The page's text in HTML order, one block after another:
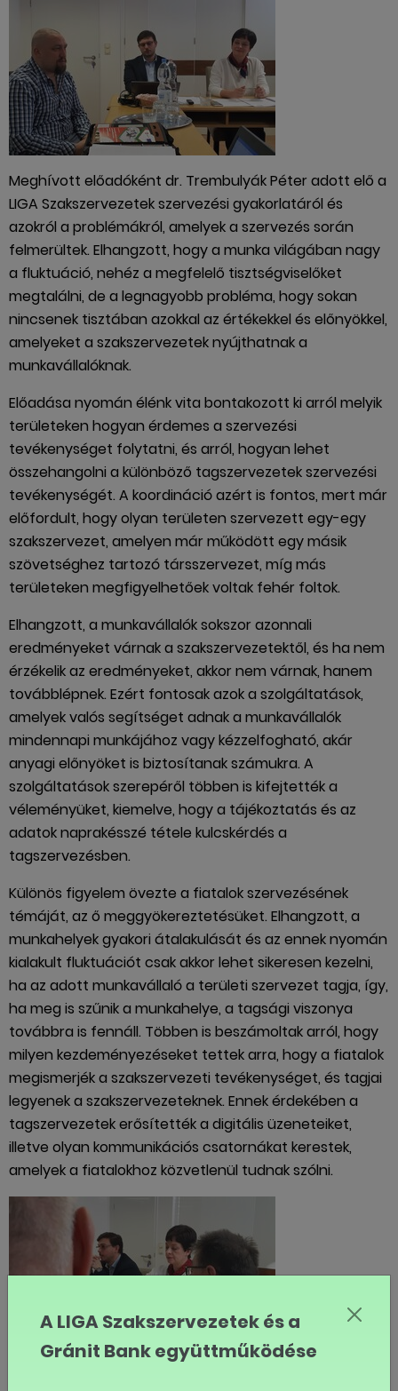
Meghívott előadóként dr. Trembulyák Péter adott elő a
LIGA Szakszervezetek szervezési gyakorlatáról és
azokról a problémákról, amelyek a szervezés során
felmerültek. Elhangzott, hogy a munka világában nagy
a fluktuáció, nehéz a megfelelő tisztségviselőket
megtalálni, de a legnagyobb probléma, hogy sokan
nincsenek tisztában azokkal az értékekkel és előnyökkel,
amelyeket a szakszervezetek nyújthatnak a
munkavállalóknak.
Előadása nyomán élénk vita bontakozott ki arról melyik
területeken hogyan érdemes a szervezési
tevékenységet folytatni, és arról, hogyan lehet
összehangolni a különböző tagszervezetek szervezési
tevékenységét. A koordináció azért is fontos, mert már
előfordult, hogy olyan területen szervezett egy-egy
szakszervezet, amelyen már működött egy másik
szövetséghez tartozó társszervezet, míg más
területeken megfigyelhetőek voltak fehér foltok.
Elhangzott, a munkavállalók sokszor azonnali
eredményeket várnak a szakszervezetektől, és ha nem
érzékelik az eredményeket, akkor nem várnak, hanem
továbblépnek. Ezért fontosak azok a szolgáltatások,
amelyek valós segítséget adnak a munkavállalók
mindennapi munkájához vagy kézzelfogható, akár
anyagi előnyöket is biztosítanak számukra. A
szolgáltatások szerepéről többen is kifejtették a
véleményüket, kiemelve, hogy a tájékoztatás és az
adatok naprakésszé tétele kulcskérdés a
tagszervezésben.
Különös figyelem övezte a fiatalok szervezésének
témáját, az ő meggyökereztetésüket. Elhangzott, a
munkahelyek gyakori átalakulását és az ennek nyomán
kialakult fluktuációt csak akkor lehet sikeresen kezelni,
ha az adott munkavállaló a területi szervezet tagja, így,
ha meg is szűnik a munkahelye, a tagsági viszonya
továbbra is fennáll. Többen is beszámoltak arról, hogy
milyen kezdeményezéseket tettek arra, hogy a fiatalok
megismerjék a szakszervezeti tevékenységet, és tagjai
legyenek a szakszervezeteknek. Ennek érdekében a
tagszervezetek erősítették a digitális üzeneteiket,
illetve olyan kommunikációs csatornákat kerestek,
amelyek a fiatalokhoz közvetlenül tudnak szólni.
A LIGA Szakszervezetek és a
Gránit Bank együttműködése